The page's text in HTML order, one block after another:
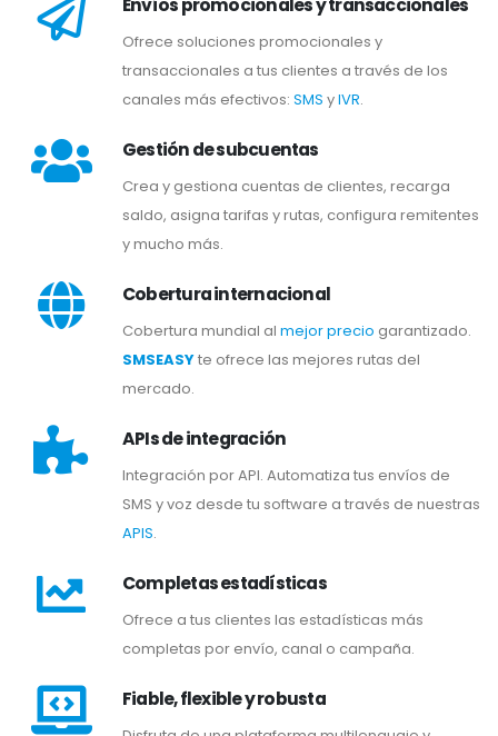
Envíos promocionales y transaccionales
Ofrece soluciones promocionales y
transaccionales a tus clientes a través de los
canales más efectivos: SMS yIVR.
Gestión de subcuentas
Crea y gestiona cuentas de clientes, recarga
saldo, asigna tarifas y rutas, configura remitentes
y mucho más.
Cobertura internacional
Cobertura mundial al mejor precio garantizado.
SMSEASYte ofrece las mejores rutas del
mercado.
APIs de integración
Integración por API. Automatiza tus envíos de
SMS y voz desde tu software a través de nuestras
APIS.
Completas estadísticas
Ofrece a tus clientes las estadísticas más
completas por envío, canal o campaña.
Fiable, flexible y robusta